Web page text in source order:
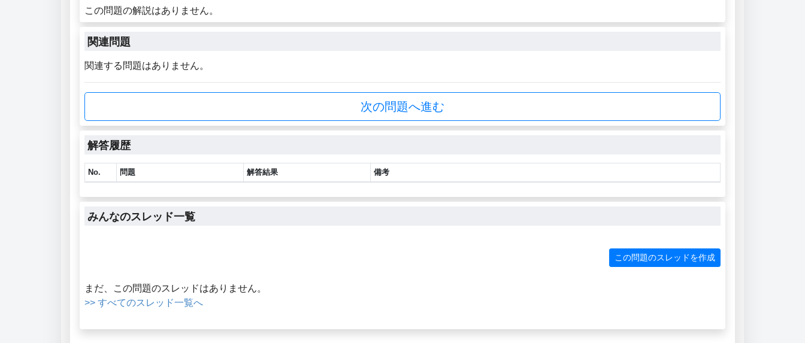
この問題の解説はありません。
関連問題
関連する問題はありません。
次の問題へ進む
解答履歴
No. 問題 解答結果 備考
みんなのスレッド一覧
この問題のスレッドを作成
まだ、この問題のスレッドはありません。
>> すべてのスレッド一覧へ